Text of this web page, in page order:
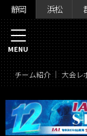
静岡 浜松
チーム紹介 大会レ
MENU